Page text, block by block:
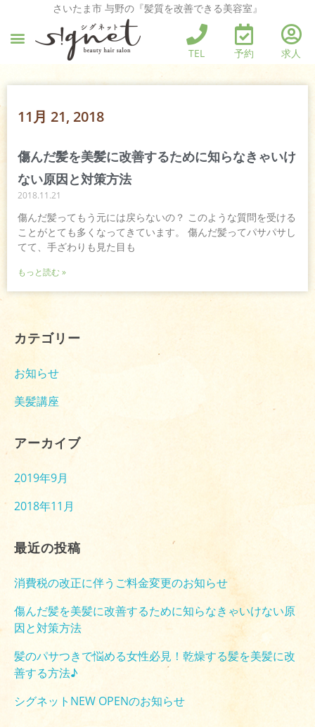
さいたま市 与野の『髪質を改善できる美容室』
TEL 予約 求人
11月 21, 2018
傷んだ髪を美髪に改善するために知らなきゃいけ
ない原因と対策方法
2018.11.21
傷んだ髪ってもう元には戻らないの？ このような質問を受ける
ことがとても多くなってきています。 傷んだ髪ってパサパサし
てて、手ざわりも見た目も
もっと読む »
カテゴリー
お知らせ
美髪講座
アーカイブ
2019年9月
2018年11月
最近の投稿
消費税の改正に伴うご料金変更のお知らせ
傷んだ髪を美髪に改善するために知らなきゃいけない原
因と対策方法
髪のパサつきで悩める女性必見！乾燥する髪を美髪に改
善する方法♪
シグネットNEW OPENのお知らせ